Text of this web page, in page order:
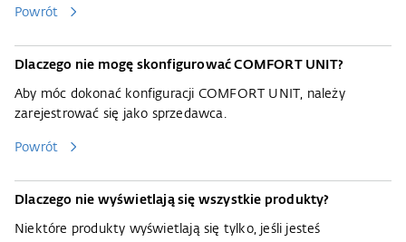
Powrót
Dlaczego nie mogę skonfigurować COMFORT UNIT?
Aby móc dokonać konfiguracji COMFORT UNIT, należy
zarejestrować się jako sprzedawca.
Powrót
Dlaczego nie wyświetlają się wszystkie produkty?
Niektóre produkty wyświetlają się tylko, jeśli jesteś